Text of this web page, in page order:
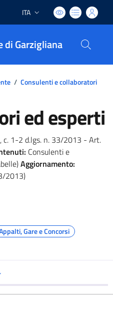
Lingua attiva:
ITA
di Garzigliana
/ Consulenti e collaboratori
ed esperti
c. 1-2 d.lgs. n. 33/2013 - Art.
Consulenti e
Aggiornamento:
2013)
Gare e Concorsi